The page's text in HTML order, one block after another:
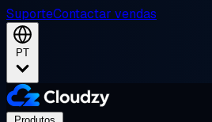
SuporteContactar vendas
PT